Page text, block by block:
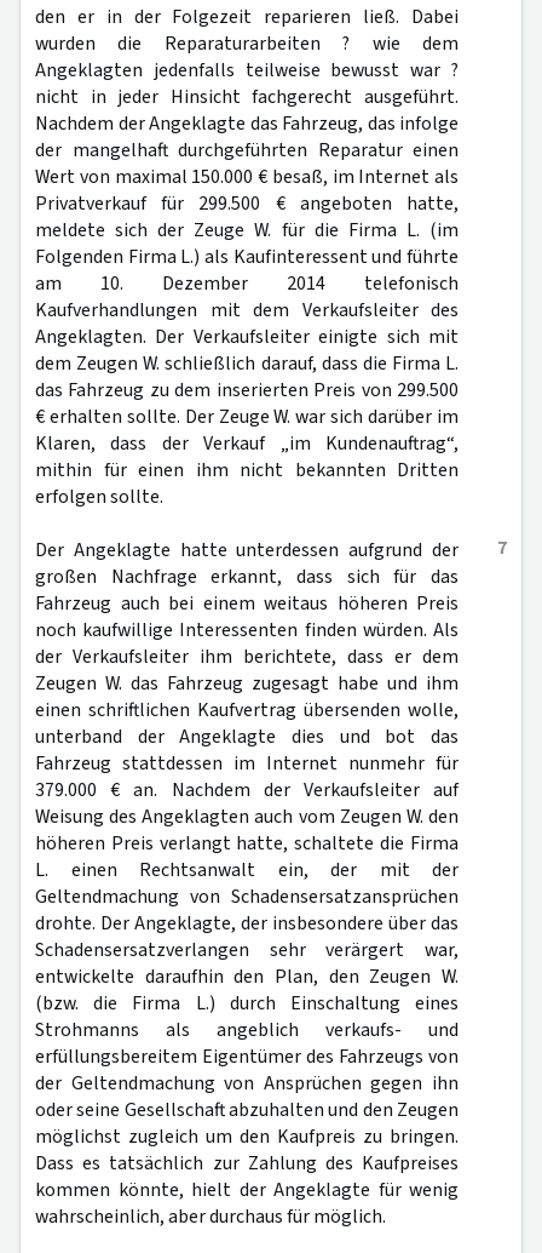
den er in der Folgezeit reparieren ließ. Dabei
wurden die Reparaturarbeiten ? wie dem
Angeklagten jedenfalls teilweise bewusst war ?
nicht in jeder Hinsicht fachgerecht ausgeführt.
Nachdem der Angeklagte das Fahrzeug, das infolge
der mangelhaft durchgeführten Reparatur einen
Wert von maximal 150.000 € besaß, im Internet als
Privatverkauf für 299.500 € angeboten hatte,
meldete sich der Zeuge W. für die Firma L. (im
Folgenden Firma L.) als Kaufinteressent und führte
am 10. Dezember 2014 telefonisch
Kaufverhandlungen mit dem Verkaufsleiter des
Angeklagten. Der Verkaufsleiter einigte sich mit
dem Zeugen W. schließlich darauf, dass die Firma L.
das Fahrzeug zu dem inserierten Preis von 299.500
€ erhalten sollte. Der Zeuge W. war sich darüber im
Klaren, dass der Verkauf „im Kundenauftrag“,
mithin für einen ihm nicht bekannten Dritten
erfolgen sollte.
7
Der Angeklagte hatte unterdessen aufgrund der
großen Nachfrage erkannt, dass sich für das
Fahrzeug auch bei einem weitaus höheren Preis
noch kaufwillige Interessenten finden würden. Als
der Verkaufsleiter ihm berichtete, dass er dem
Zeugen W. das Fahrzeug zugesagt habe und ihm
einen schriftlichen Kaufvertrag übersenden wolle,
unterband der Angeklagte dies und bot das
Fahrzeug stattdessen im Internet nunmehr für
379.000 € an. Nachdem der Verkaufsleiter auf
Weisung des Angeklagten auch vom Zeugen W. den
höheren Preis verlangt hatte, schaltete die Firma
L. einen Rechtsanwalt ein, der mit der
Geltendmachung von Schadensersatzansprüchen
drohte. Der Angeklagte, der insbesondere über das
Schadensersatzverlangen sehr verärgert war,
entwickelte daraufhin den Plan, den Zeugen W.
(bzw. die Firma L.) durch Einschaltung eines
Strohmanns als angeblich verkaufs- und
erfüllungsbereitem Eigentümer des Fahrzeugs von
der Geltendmachung von Ansprüchen gegen ihn
oder seine Gesellschaft abzuhalten und den Zeugen
möglichst zugleich um den Kaufpreis zu bringen.
Dass es tatsächlich zur Zahlung des Kaufpreises
kommen könnte, hielt der Angeklagte für wenig
wahrscheinlich, aber durchaus für möglich.